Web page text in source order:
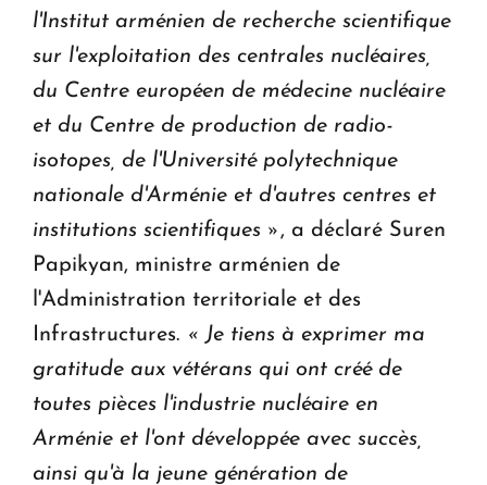
l'Institut arménien de recherche scientifique
sur l'exploitation des centrales nucléaires,
du Centre européen de médecine nucléaire
et du Centre de production de radio-
isotopes, de l'Université polytechnique
nationale d'Arménie et d'autres centres et
institutions scientifiques », a déclaré Suren
Papikyan, ministre arménien de
l'Administration territoriale et des
Infrastructures. « Je tiens à exprimer ma
gratitude aux vétérans qui ont créé de
toutes pièces l'industrie nucléaire en
Arménie et l'ont développée avec succès,
ainsi qu'à la jeune génération de